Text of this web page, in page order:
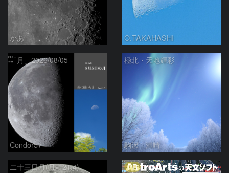
かあ O.TAKAHASHI
「月」2026/08/05
Condor57
極北・天地輝彩
駒沢 満晴
二十三日月(月齢21.4) PR